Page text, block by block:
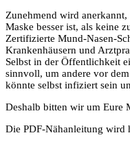
Zunehmend wird anerkannt,
Maske besser ist, als keine
Zertifizierte Mund-Nasen-
Krankenhäusern und
Selbst in der Öffentlichkeit
sinnvoll, um andere vor
könnte selbst infiziert sein
Deshalb bitten wir um Eure
Die PDF-Nähanleitung wird